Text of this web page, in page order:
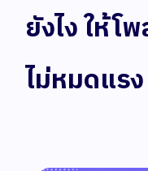
ยังไง ให้โ
ไม่หมดแรง